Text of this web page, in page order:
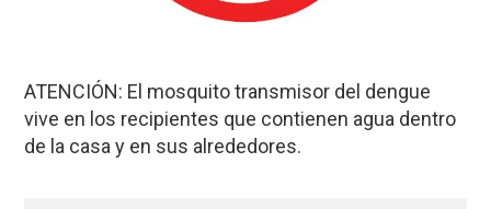
ATENCIÓN: El mosquito transmisor del dengue
vive en los recipientes que contienen agua dentro
de la casa y en sus alrededores.